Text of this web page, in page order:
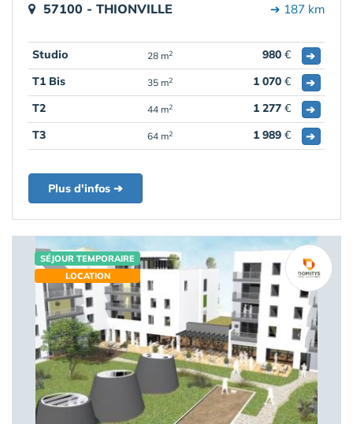
57100 - THIONVILLE ➔ 187 km
Studio 28 m2 980 €
➔
T1 Bis
35 m2 1 070 €
➔
T2
44 m2 1 277 €
➔
T3
64 m2 1 989 € ➔
Plus d'infos ➔
SÉJOUR TEMPORAIRE
LOCATION